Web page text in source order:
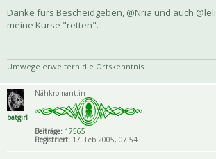
Danke fürs Bescheidgeben, @Nria und auch @leli
meine Kurse "retten".
Umwege erweitern die Ortskenntnis.
batgirl
Nähkromant:in
Beiträge: 17565
Registriert: 17. Feb 2005, 07:54